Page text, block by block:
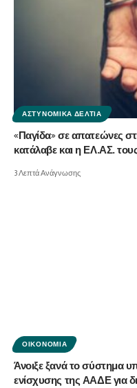
ΑΣΤΥΝΟΜΙΚΆ ΔΕΛΤΊΑ
«Παγίδα» σε απατεώνες
κατάλαβε και η ΕΛ.ΑΣ.
3 Λεπτά Ανάγνωσης
ΟΙΚΟΝΟΜΊΑ
Άνοιξε ξανά το σύστημα
ενίσχυσης της ΑΑΔΕ για